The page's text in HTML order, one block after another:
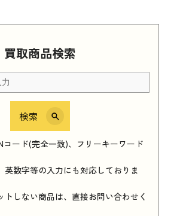
買取商品検索
検索
コード(完全一致)、フリーキーワード
英数字等の入力にも対応しておりま
トしない商品は、直接お問い合わせく
Series 11 2025 新品買取価格はこ
シリーズ 2025
シリーズ 2025 新品買取価格はこち
ンチ 2025年春モデル